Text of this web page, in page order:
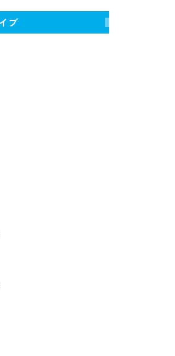
ブ